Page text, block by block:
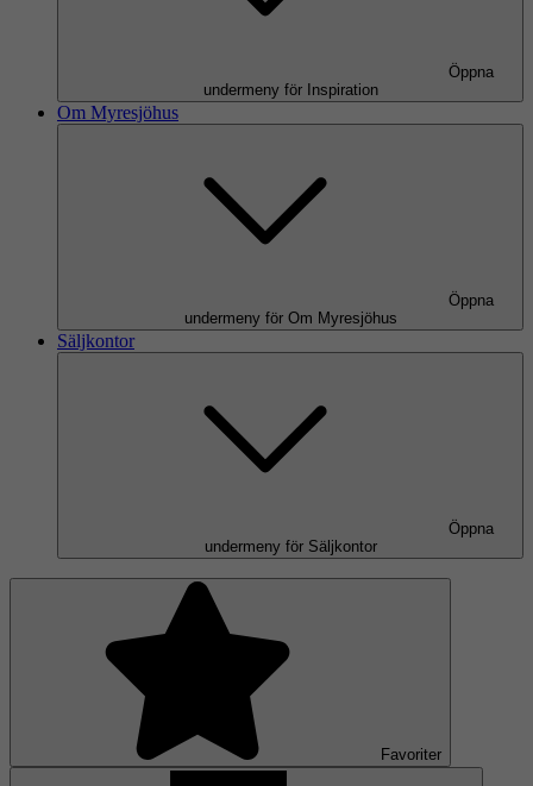
Öppna
undermeny för Inspiration
Om Myresjöhus
Öppna
undermeny för Om Myresjöhus
Säljkontor
Öppna
undermeny för Säljkontor
Favoriter